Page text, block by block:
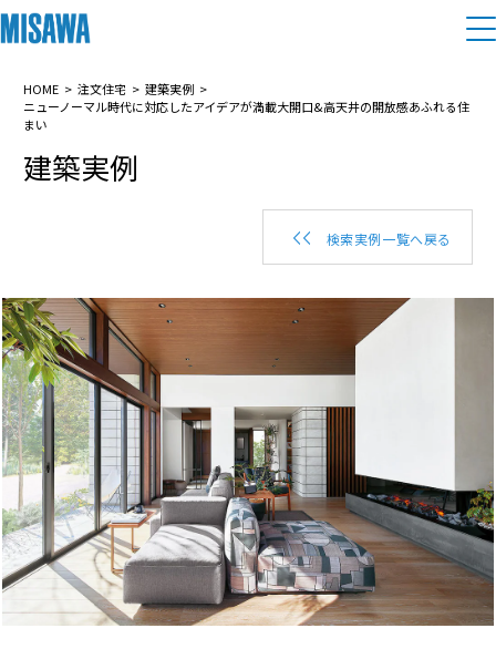
住まい
建てる [注文住宅]
テクノロジー（住まいの性能）
建築事例・建築実例
デザイナーズギャラリー
インテリア
住まいづくりガイド
買う
土地活用
賃貸住宅
賃貸併用住宅
店舗・各種施設
土地活用モデルルーム見学
土地活用実例
法人のお客さま
戸建て・マンション
ミサワリフォームとは
リフォームの流れ
リフォームメニュー
リフォーム事例
事業用
まちづくり
複合開発・投資開発
複合開発事業（ASMACI-アスマチ-）
再開発・官民連携事業
分譲マンション開発事業
収益不動産・投資開発事業
オーナーサポート
サポートメニュー
住まいるりんぐ（ロングサポート）
保証制度
アフターメンテナンス
企業・ IR情報
企業・IR
ニュース
展示場・イベント情報
カタログ請求
住まいのご相談
HOME 注文住宅
建築実例
ニューノーマル時代に対応したアイデアが満載大開口&高天井の開放感あふれる住
まい
建築実例
検索実例一覧へ戻る